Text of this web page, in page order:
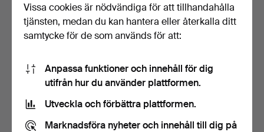
224.
EN GRUPP DIVERSE
KINESISKA MYNT OCH
POLETT…
Sålt
UPPSÄTTNING KINESISKA
MYNT FRÅN QING-
DYNAS…
Klubbades 22 apr 2026
1 bud
Vissa cookies är nödvändiga för att tillhandahålla
tjänsten, medan du kan hantera eller återkalla ditt
samtycke för de som används för att:
Anpassa funktioner och innehåll för dig
utifrån hur du använder plattformen.
Utveckla och förbättra plattformen.
Marknadsföra nyheter och innehåll till dig på